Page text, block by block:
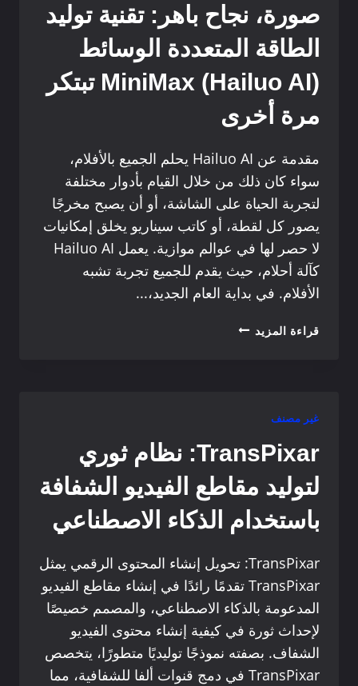
الذي
يغير
قواعد
اللعبة
وينافس
صورة، نجاح باهر: تقنية توليد
الطاقة المتعددة الوسائط
MiniMax (Hailuo AI) تبتكر
مرة أخرى
مقدمة عن Hailuo AI يحلم الجميع بالأفلام،
سواء كان ذلك من خلال القيام بأدوار مختلفة
لتجربة الحياة على الشاشة، أو أن يصبح مخرجًا
يصور كل لقطة، أو كاتب سيناريو يخلق إمكانيات
لا حصر لها في عوالم موازية. يعمل Hailuo AI
كآلة أحلام، حيث يقدم للجميع تجربة تشبه
الأفلام. في بداية العام الجديد،...
قراءة المزيد صورة،
الوسائط
MINIMAX
(HAILUO
AI)
تبتكر
أخرى
غير مصنف
TransPixar: نظام ثوري
لتوليد مقاطع الفيديو الشفافة
باستخدام الذكاء الاصطناعي
TransPixar: تحويل إنشاء المحتوى الرقمي يمثل
TransPixar تقدمًا رائدًا في إنشاء مقاطع الفيديو
المدعومة بالذكاء الاصطناعي، والمصمم خصيصًا
لإحداث ثورة في كيفية إنشاء محتوى الفيديو
الشفاف. بصفته نموذجًا توليديًا متطورًا، يتخصص
TransPixar في دمج قنوات ألفا للشفافية، مما